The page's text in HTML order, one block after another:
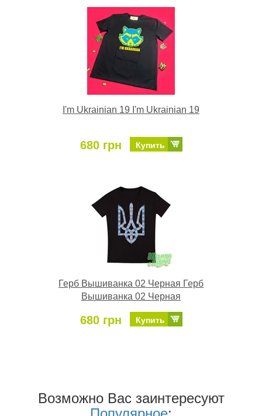
I'm Ukrainian 19 I'm Ukrainian 19
680 грн Купить
Герб Вышиванка 02 Черная Герб
Вышиванка 02 Черная
680 грн Купить
Возможно Ваc заинтересуют